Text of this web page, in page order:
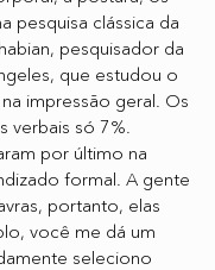
pesquisa clássica da
pesquisador da
que estudou o
impressão geral. Os
verbais só 7%.
por último na
formal. A gente
portanto, elas
você me dá um
seleciono